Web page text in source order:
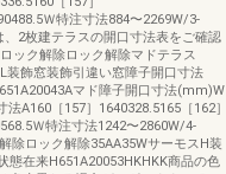
Ｗ特注寸法884〜2269W/3-
2枚建テラスの開口寸法表をご確認
ック解除ロック解除マドテラス
装飾窓装飾引違い窓障子開口寸法
マド障子開口寸法(mm)W
A160［157］1640328.5165［162］
Ｗ特注寸法1242〜2860W/4-
除ロック解除35AA35WサーモスH装
態在来H651A20053HKHKK商品の色